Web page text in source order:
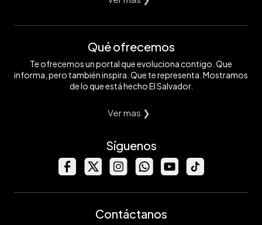
Qué ofrecemos
Te ofrecemos un portal que evoluciona contigo. Que
informa, pero también inspira. Que te representa. Mostramos
de lo que está hecho El Salvador.
Ver mas ❯
Síguenos
Contáctanos